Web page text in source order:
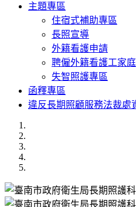
主題專區
住宿式補助專區
長照宣導
外籍看護申請
聘僱外籍看護工家
失智照護專區
函釋專區
違反長期照顧服務法裁處